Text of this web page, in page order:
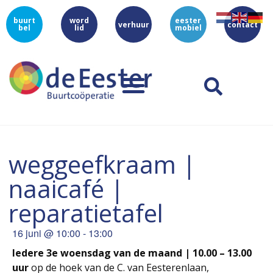
buurt
bel
word
lid verhuur eester
mobiel contact
weggeefkraam |
naaicafé |
reparatietafel
16 juni @ 10:00 - 13:00
Iedere 3e woensdag van de maand | 10.00 – 13.00
uurop de hoek van de C. van Eesterenlaan,